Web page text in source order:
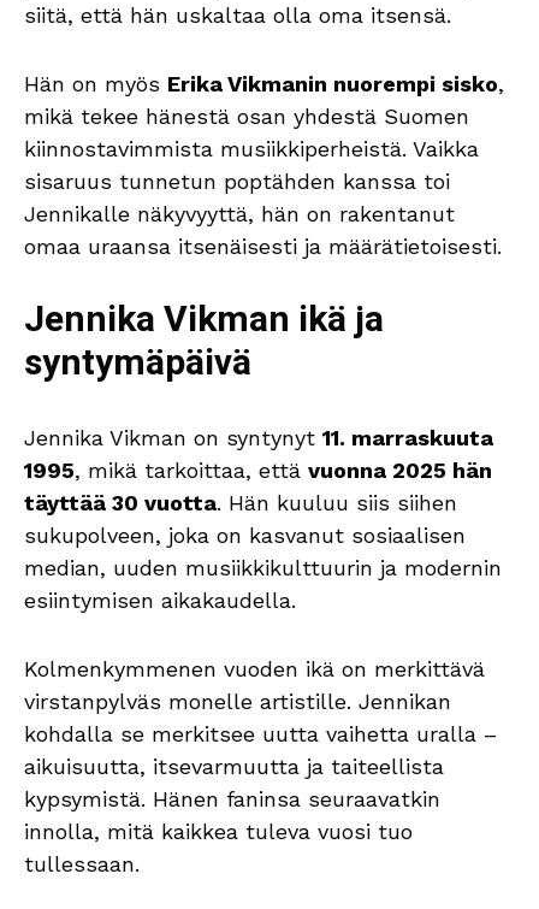
siitä, että hän uskaltaa olla oma itsensä.
Hän on myös Erika Vikmanin nuorempi sisko,
mikä tekee hänestä osan yhdestä Suomen
kiinnostavimmista musiikkiperheistä. Vaikka
sisaruus tunnetun poptähden kanssa toi
Jennikalle näkyvyyttä, hän on rakentanut
omaa uraansa itsenäisesti ja määrätietoisesti.
Jennika Vikman ikä ja
syntymäpäivä
Jennika Vikman on syntynyt 11. marraskuuta
1995, mikä tarkoittaa, että vuonna 2025 hän
täyttää 30 vuotta. Hän kuuluu siis siihen
sukupolveen, joka on kasvanut sosiaalisen
median, uuden musiikkikulttuurin ja modernin
esiintymisen aikakaudella.
Kolmenkymmenen vuoden ikä on merkittävä
virstanpylväs monelle artistille. Jennikan
kohdalla se merkitsee uutta vaihetta uralla –
aikuisuutta, itsevarmuutta ja taiteellista
kypsymistä. Hänen faninsa seuraavatkin
innolla, mitä kaikkea tuleva vuosi tuo
tullessaan.